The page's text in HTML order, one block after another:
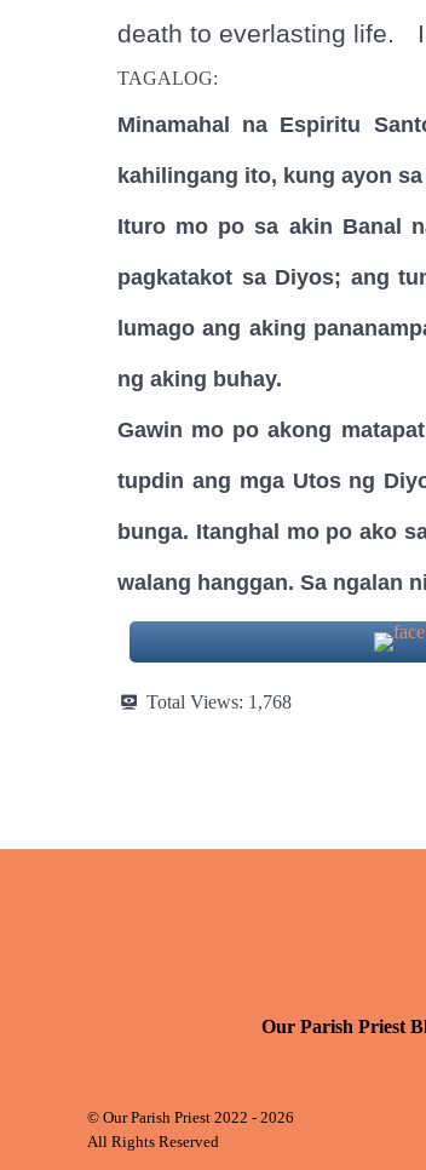
death to everlasting life. I
TAGALOG:
Minamahal na Espiritu
kahilingang ito, kung ayon
Ituro mo po sa akin Banal
pagkatakot sa Diyos; ang
lumago ang aking
ng aking buhay.
Gawin mo po akong
tupdin ang mga Utos ng
bunga. Itanghal mo po ako
walang hanggan. Sa ngalan
Total Views: 1,768
Our Parish Priest
© Our Parish Priest 2022 - 2026
All Rights Reserved